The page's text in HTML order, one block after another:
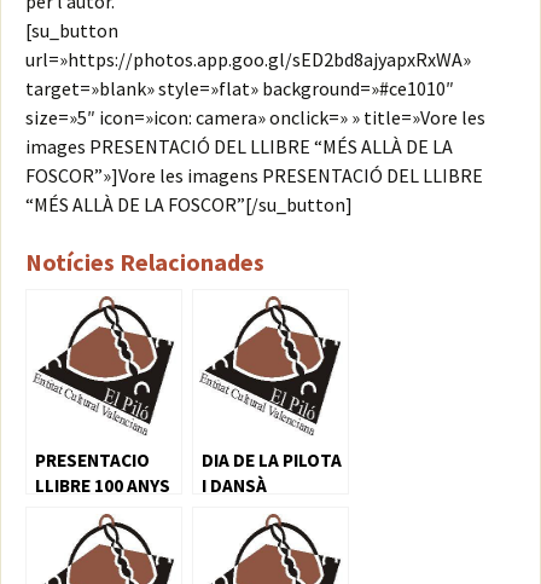
[su_button
url=»https://photos.app.goo.gl/sED2bd8ajyapxRxWA»
target=»blank» style=»flat» background=»#ce1010″
size=»5″ icon=»icon: camera» onclick=» » title=»Vore les
images PRESENTACIÓ DEL LLIBRE “MÉS ALLÀ DE LA
FOSCOR”»]Vore les imagens PRESENTACIÓ DEL LLIBRE
“MÉS ALLÀ DE LA FOSCOR”[/su_button]
Notícies Relacionades
PRESENTACIO
LLIBRE 100 ANYS
DE FALLES
DIA DE LA PILOTA
I DANSÀ